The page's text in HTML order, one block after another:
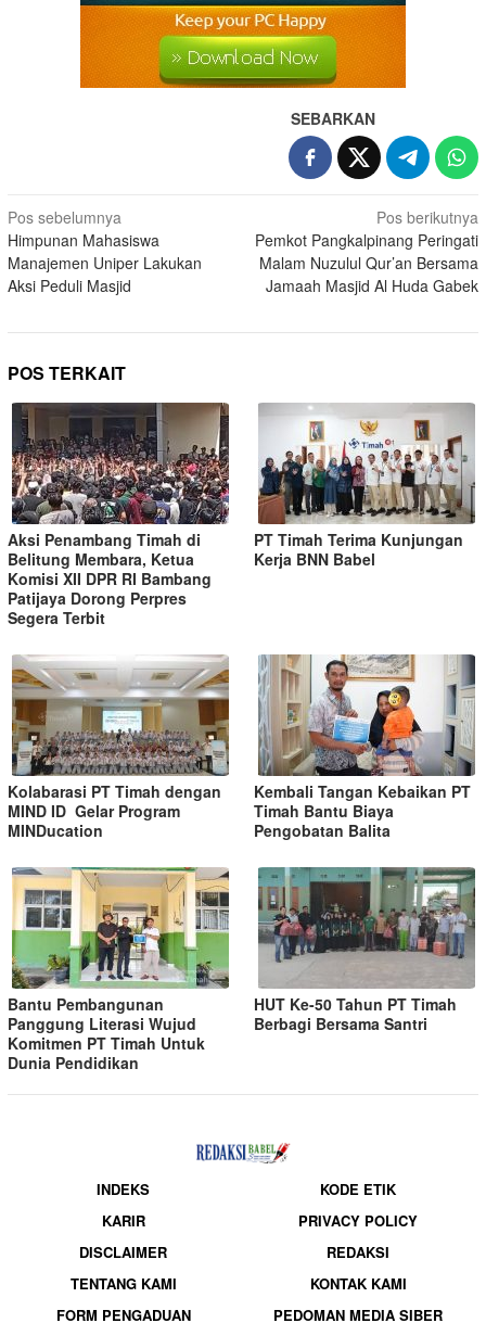
SEBARKAN
Pos sebelumnya
Himpunan Mahasiswa
Manajemen Uniper Lakukan
Aksi Peduli Masjid
Pos berikutnya
Pemkot Pangkalpinang Peringati
Malam Nuzulul Qur’an Bersama
Jamaah Masjid Al Huda Gabek
POS TERKAIT
Aksi Penambang Timah di
Belitung Membara, Ketua
Komisi XII DPR RI Bambang
Patijaya Dorong Perpres
Segera Terbit
PT Timah Terima Kunjungan
Kerja BNN Babel
Kolabarasi PT Timah dengan
MIND ID Gelar Program
MINDucation
Kembali Tangan Kebaikan PT
Timah Bantu Biaya
Pengobatan Balita
Bantu Pembangunan
Panggung Literasi Wujud
Komitmen PT Timah Untuk
Dunia Pendidikan
HUT Ke-50 Tahun PT Timah
Berbagi Bersama Santri
INDEKS
KODE ETIK
KARIR
PRIVACY POLICY
DISCLAIMER
REDAKSI
TENTANG KAMI
KONTAK KAMI
FORM PENGADUAN
PEDOMAN MEDIA SIBER